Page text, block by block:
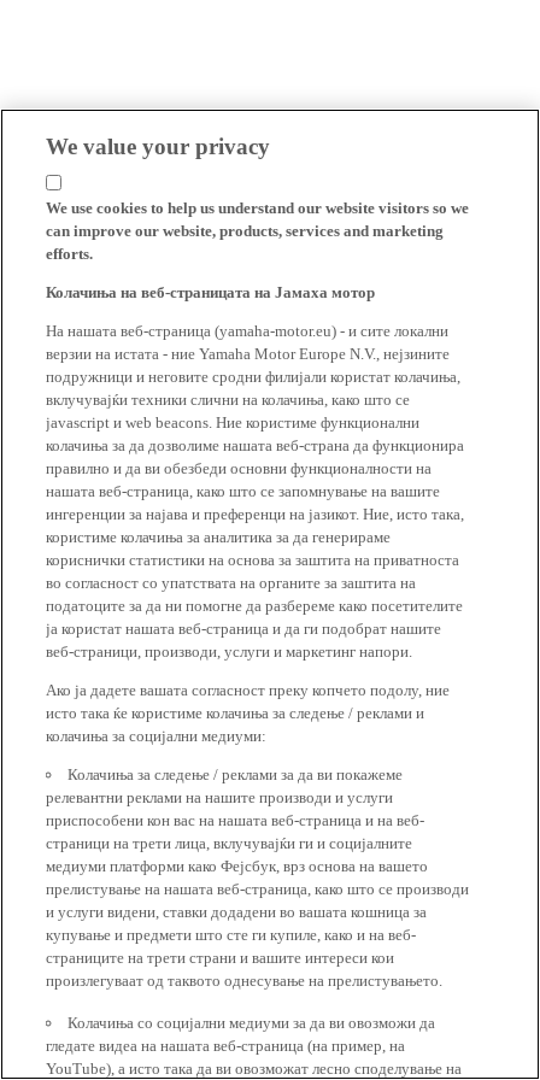
We value your privacy
We use cookies to help us understand our website visitors so we
can improve our website, products, services and marketing
efforts.
Колачиња на веб-страницата на Јамаха мотор
На нашата веб-страница (yamaha-motor.eu) - и сите локални
верзии на истата - ние Yamaha Motor Europe N.V., нејзините
подружници и неговите сродни филијали користат колачиња,
вклучувајќи техники слични на колачиња, како што се
javascript и web beacons. Ние користиме функционални
колачиња за да дозволиме нашата веб-страна да функционира
правилно и да ви обезбеди основни функционалности на
нашата веб-страница, како што се запомнување на вашите
ингеренции за најава и преференци на јазикот. Ние, исто така,
користиме колачиња за аналитика за да генерираме
кориснички статистики на основа за заштита на приватноста
во согласност со упатствата на органите за заштита на
податоците за да ни помогне да разбереме како посетителите
ја користат нашата веб-страница и да ги подобрат нашите
веб-страници, производи, услуги и маркетинг напори.
Ако ја дадете вашата согласност преку копчето подолу, ние
исто така ќе користиме колачиња за следење / реклами и
колачиња за социјални медиуми:
Колачиња за следење / реклами за да ви покажеме
релевантни реклами на нашите производи и услуги
приспособени кон вас на нашата веб-страница и на веб-
страници на трети лица, вклучувајќи ги и социјалните
медиуми платформи како Фејсбук, врз основа на вашето
прелистување на нашата веб-страница, како што се производи
и услуги видени, ставки додадени во вашата кошница за
купување и предмети што сте ги купиле, како и на веб-
страниците на трети страни и вашите интереси кои
произлегуваат од таквото однесување на прелистувањето.
Колачиња со социјални медиуми за да ви овозможи да
гледате видеа на нашата веб-страница (на пример, на
YouTube), а исто така да ви овозможат лесно споделување на